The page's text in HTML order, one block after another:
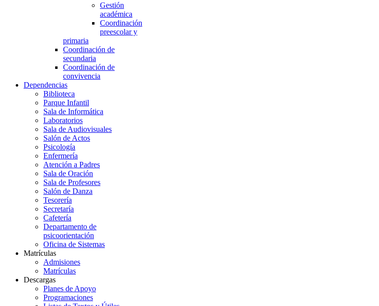
Gestión
académica
Coordinación
preescolar y
primaria
Coordinación de
secundaria
Coordinación de
convivencia
Dependencias
Biblioteca
Parque Infantil
Sala de Informática
Laboratorios
Sala de Audiovisuales
Salón de Actos
Psicología
Enfermería
Atención a Padres
Sala de Oración
Sala de Profesores
Salón de Danza
Tesorería
Secretaría
Cafetería
Departamento de
psicoorientación
Oficina de Sistemas
Matrículas
Admisiones
Matrículas
Descargas
Planes de Apoyo
Programaciones